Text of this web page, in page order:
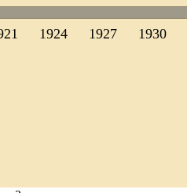
1924 1927 1930